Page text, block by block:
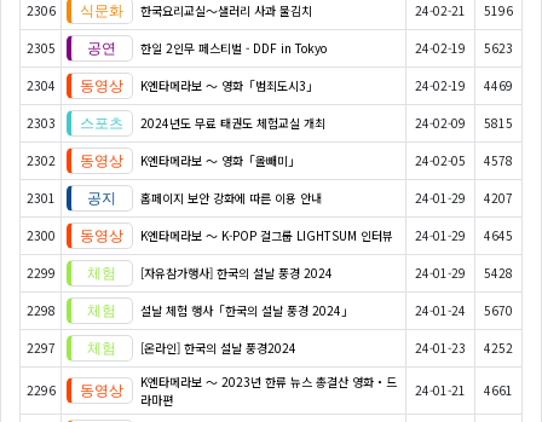
2306 한국요리교실〜샐러리 사과 물김치 24-02-21 5196
2305 한일 2인무 페스티벌 - DDF in Tokyo 24-02-19 5623
2304 K엔타메라보 ～ 영화「범죄도시3」 24-02-19 4469
2303 2024년도 무료 태권도 체험교실 개최 24-02-09 5815
2302 K엔타메라보 ～ 영화「올빼미」 24-02-05 4578
2301 홈페이지 보안 강화에 따른 이용 안내 24-01-29 4207
2300 K엔타메라보 ～ K-POP 걸그룹 LIGHTSUM 인터뷰 24-01-29 4645
2299 [자유참가행사] 한국의 설날 풍경 2024 24-01-29 5428
2298 설날 체험 행사「한국의 설날 풍경 2024」 24-01-24 5670
2297 [온라인] 한국의 설날 풍경2024 24-01-23 4252
2296
K엔타메라보 ～ 2023년 한류 뉴스 총결산 영화・드
라마편
24-01-21 4661